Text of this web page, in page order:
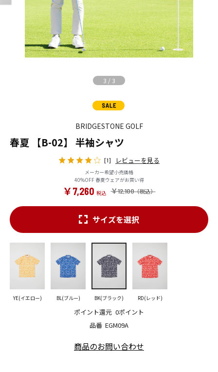
3 / 3
BRIDGESTONE GOLF
春夏 【B-02】 半袖シャツ
[1] レビューを見る
メーカー希望小売価格
40%OFF 春夏ウェアがお買い得
￥12,100
￥7,260
品番 EGM09A
ポイント還元 0ポイント
サイズを選択
YE(イエロー) BL(ブルー) BK(ブラック) RD(レッド)
商品のお問い合わせ